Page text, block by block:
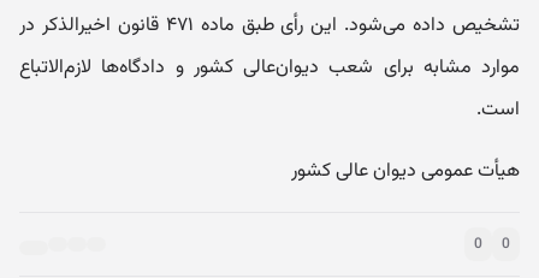
تشخیص داده می‌شود. این رأی طبق ماده ۴۷۱ قانون اخیر‌الذکر در
موارد مشابه برای شعب دیوان‌عالی کشور و دادگاه‌ها لازم‌الاتباع
است.
هیأت عمومی دیوان عالی کشور
0
0